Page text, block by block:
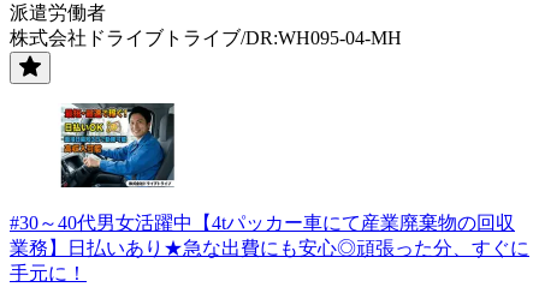
派遣労働者
株式会社ドライブトライブ/DR:WH095-04-MH
#30～40代男女活躍中【4tパッカー車にて産業廃棄物の回収
業務】日払いあり★急な出費にも安心◎頑張った分、すぐに
手元に！